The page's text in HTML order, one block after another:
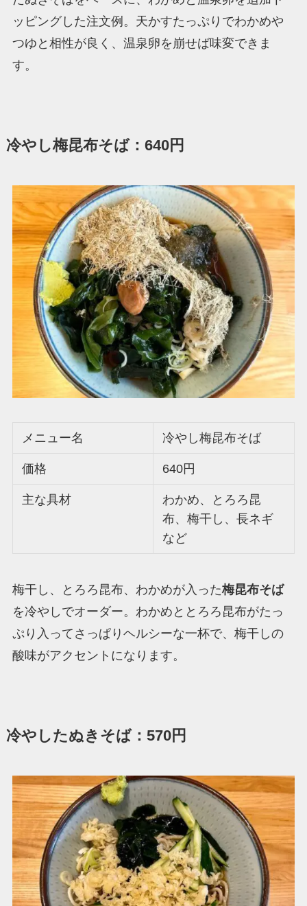
ッピングした注文例。天かすたっぷりでわかめや
つゆと相性が良く、温泉卵を崩せば味変できま
す。
冷やし梅昆布そば：640円
メニュー名 冷やし梅昆布そば
価格 640円
主な具材
わかめ、とろろ昆
布、梅干し、長ネギ
など
梅干し、とろろ昆布、わかめが入った梅昆布そば
を冷やしでオーダー。わかめととろろ昆布がたっ
ぷり入ってさっぱりヘルシーな一杯で、梅干しの
酸味がアクセントになります。
冷やしたぬきそば：570円